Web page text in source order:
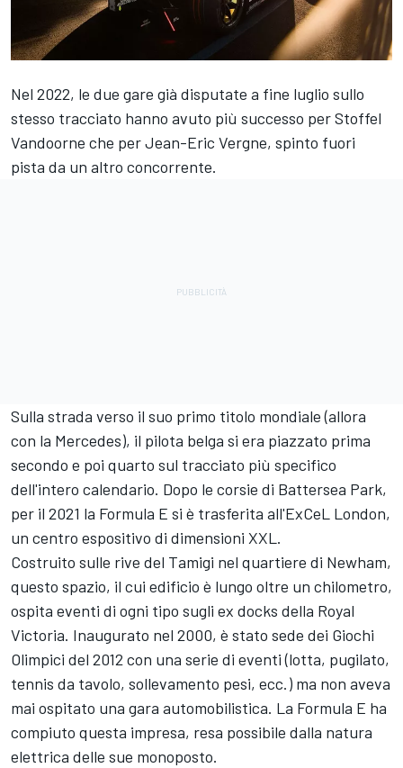
Nel 2022, le due gare già disputate a fine luglio sullo
stesso tracciato hanno avuto più successo perStoffel
Vandoorne che per Jean-Eric Vergne, spinto fuori
pista da un altro concorrente.
Sulla strada verso il suo primo titolo mondiale (allora
con la Mercedes), il pilota belga si era piazzato prima
secondo e poi quarto sul tracciato più specifico
dell'intero calendario. Dopo le corsie di Battersea Park,
per il 2021 la Formula E si è trasferita all'ExCeL London,
un centro espositivo di dimensioni XXL.
Costruito sulle rive del Tamigi nel quartiere di Newham,
questo spazio, il cui edificio è lungo oltre un chilometro,
ospita eventi di ogni tipo sugli ex docks della Royal
Victoria. Inaugurato nel 2000, è stato sede dei Giochi
Olimpici del 2012 con una serie di eventi (lotta, pugilato,
tennis da tavolo, sollevamento pesi, ecc.) ma non aveva
mai ospitato una gara automobilistica. La Formula E ha
compiuto questa impresa, resa possibile dalla natura
elettrica delle sue monoposto.